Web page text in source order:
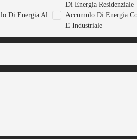
Di Energia Residenziale
Di Energia Al
Accumulo Di Energia
E Industriale